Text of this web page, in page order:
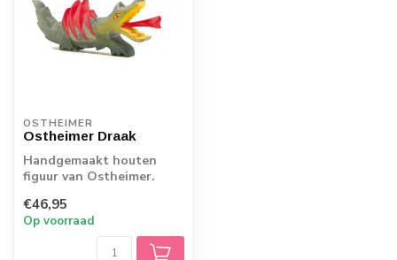
OSTHEIMER
Ostheimer Draak
Handgemaakt houten
figuur van Ostheimer.
€46,95
Op voorraad